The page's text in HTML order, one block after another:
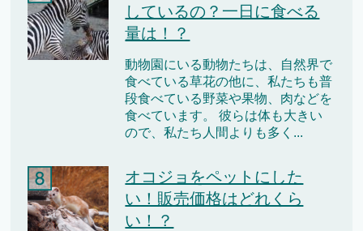
しているの？一日に食べる
量は！？
動物園にいる動物たちは、自然界で
食べている草花の他に、私たちも普
段食べている野菜や果物、肉などを
食べています。 彼らは体も大きい
ので、私たち人間よりも多く...
オコジョをペットにした
い！販売価格はどれくら
い！？